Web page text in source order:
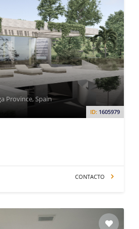
ID: 1605979
Province, Spain
CONTACTO